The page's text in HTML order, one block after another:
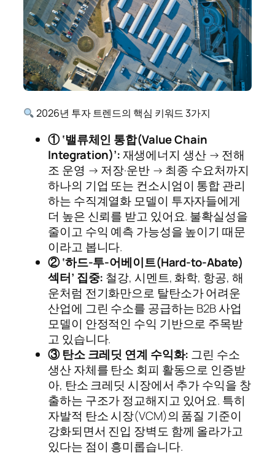
2026년 투자 트렌드의 핵심 키워드 3가지
① ‘밸류체인 통합(Value Chain
Integration)’:재생에너지 생산 → 전해
조 운영 → 저장·운반 → 최종 수요처까지
하나의 기업 또는 컨소시엄이 통합 관리
하는 수직계열화 모델이 투자자들에게
더 높은 신뢰를 받고 있어요. 불확실성을
줄이고 수익 예측 가능성을 높이기 때문
이라고 봅니다.
② ‘하드-투-어베이트(Hard-to-Abate)
섹터’ 집중: 철강, 시멘트, 화학, 항공, 해
운처럼 전기화만으로 탈탄소가 어려운
산업에 그린 수소를 공급하는 B2B 사업
모델이 안정적인 수익 기반으로 주목받
고 있습니다.
③ 탄소 크레딧 연계 수익화: 그린 수소
생산 자체를 탄소 회피 활동으로 인증받
아, 탄소 크레딧 시장에서 추가 수익을 창
출하는 구조가 정교해지고 있어요. 특히
자발적 탄소 시장(VCM)의 품질 기준이
강화되면서 진입 장벽도 함께 올라가고
있다는 점이 흥미롭습니다.